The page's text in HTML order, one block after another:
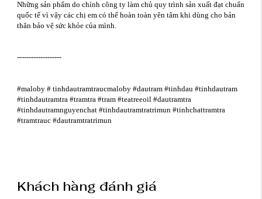
Những sản phẩm do chính công ty làm chủ quy trình sản xuất đạt chuẩn
quốc tế vì vậy các chị em có thể hoàn toàn yên tâm khi dùng cho bản
thân bảo vệ sức khỏe của mình.
-------------------
#maloby # tinhdautramtraucmaloby #dautram #tinhdau #tinhdautram
#tinhdautramtra #tramtra #tram #teatreeoil #dautramtra
#tinhdautramnguyenchat #tinhdautramtratrimun #tinhchattramtra
#tramtrauc #dautramtratrimun
Khách hàng đánh giá